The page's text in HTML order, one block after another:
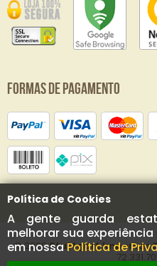
Política de Cookies
A gente guarda
melhorar sua
em nossaPolítica de
Formas de Pagamento
© 2020Stuttgart